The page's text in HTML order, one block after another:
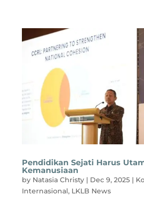
Pendidikan Sejati Harus
Kemanusiaan
by Natasia Christy| Dec 9, 2025|
Internasional, LKLB News